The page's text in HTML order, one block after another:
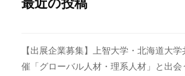
最近の投稿
【出展企業募集】上智大学・北海道大学
催「グローバル人材・理系人材」と出会